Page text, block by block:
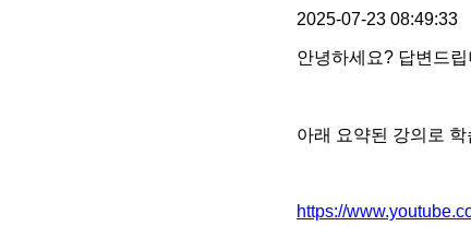
2025-07-23 08:49:33
안녕하세요? 답변드립
아래 요약된 강의로
https://